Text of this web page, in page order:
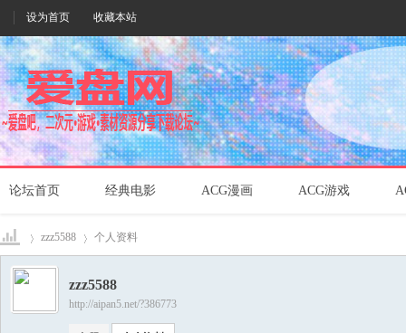
设为首页 收藏本站
论坛首页 经典电影 ACG漫画 ACG游戏
爱盘›
zzz5588 个人资料
zzz5588
http://aipan5.net/?386773